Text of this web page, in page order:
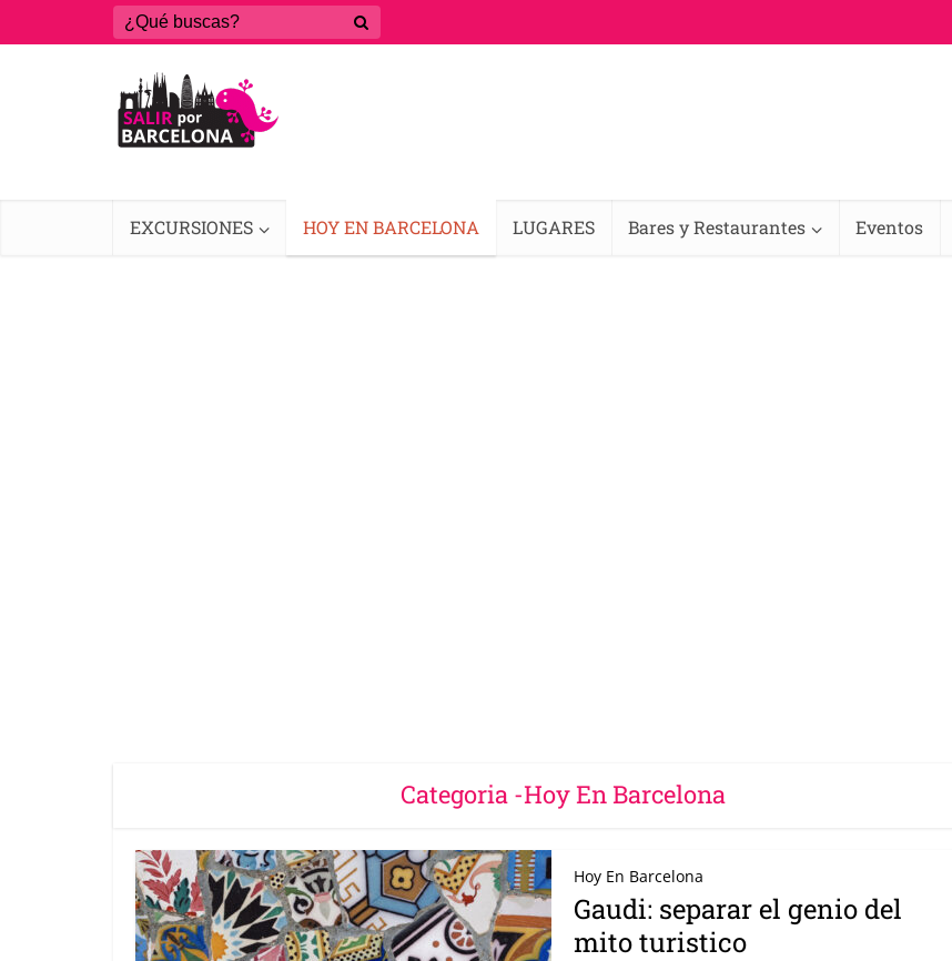
EXCURSIONES HOY EN BARCELONA LUGARES Bares y Restaurantes Eventos
Categoria -Hoy En Barcelona
Hoy En Barcelona
Gaudi: separar el genio del
mito turistico